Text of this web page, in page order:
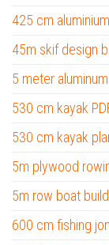
425 cm
45m skif design
5 meter
530 cm kayak
530 cm kayak
5m plywood
5m row boat
600 cm fishing